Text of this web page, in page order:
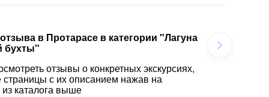
в Протарасе в категории "Лагуна
бухты"
отзывы о конкретных экскурсиях,
страницы с их описанием нажав на
из каталога выше